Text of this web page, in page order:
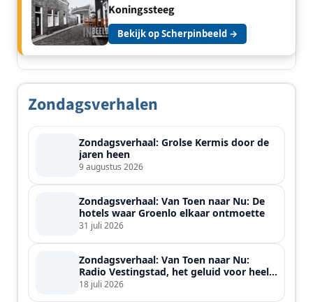
Koningssteeg
Bekijk op Scherpinbeeld →
Zondagsverhalen
Zondagsverhaal: Grolse Kermis door de
jaren heen
9 augustus 2026
Zondagsverhaal: Van Toen naar Nu: De
hotels waar Groenlo elkaar ontmoette
31 juli 2026
Zondagsverhaal: Van Toen naar Nu:
Radio Vestingstad, het geluid voor heel
de streek
18 juli 2026